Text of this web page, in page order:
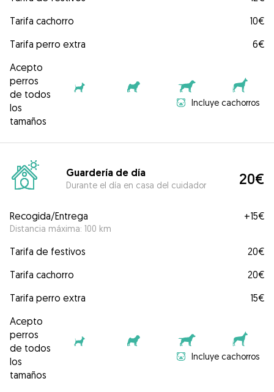
Tarifa cachorro
10€
Tarifa perro extra
6€
Acepto
perros
de todos
los
tamaños
Incluye cachorros
Guardería de día
Durante el día en casa del cuidador 20€
Recogida/Entrega
Distancia máxima: 100 km
+15€
Tarifa de festivos
20€
Tarifa cachorro
20€
Tarifa perro extra
15€
Acepto
perros
de todos
los
tamaños
Incluye cachorros